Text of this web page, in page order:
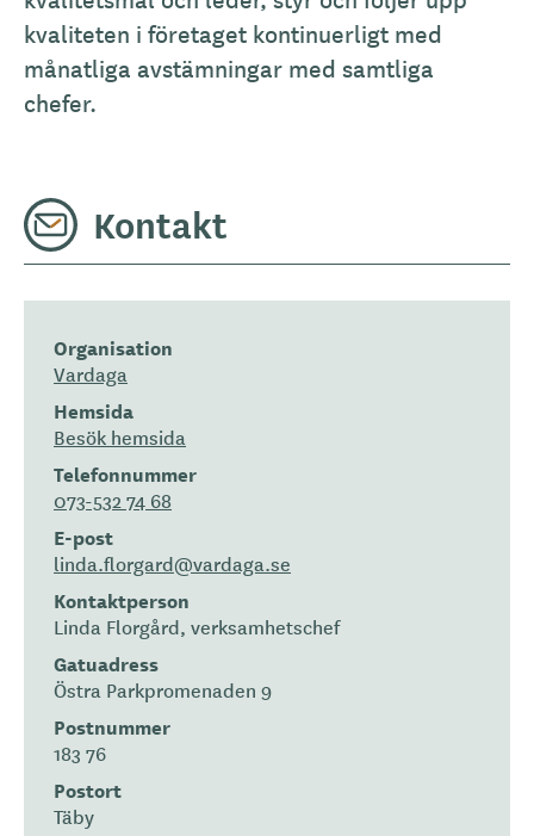
kvaliteten i företaget kontinuerligt med
månatliga avstämningar med samtliga
chefer.
Kontakt
Organisation
Vardaga
Hemsida
Besök hemsida
Telefonnummer
073-532 74 68
E-post
linda.florgard@vardaga.se
Kontaktperson
Linda Florgård, verksamhetschef
Gatuadress
Östra Parkpromenaden 9
Postnummer
183 76
Postort
Täby